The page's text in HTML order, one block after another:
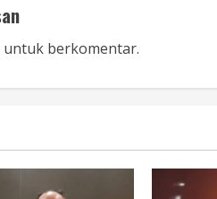
untuk berkomentar.